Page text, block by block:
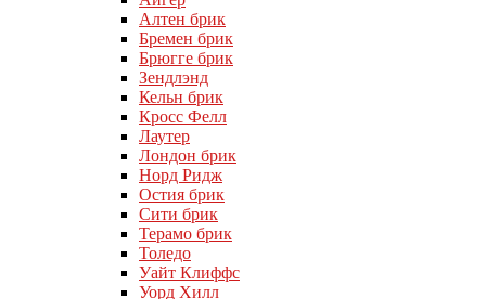
Алтен брик
Бремен брик
Брюгге брик
Зендлэнд
Кельн брик
Кросс Фелл
Лаутер
Лондон брик
Норд Ридж
Остия брик
Сити брик
Терамо брик
Толедо
Уайт Клиффс
Уорд Хилл